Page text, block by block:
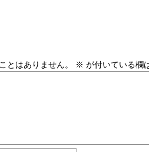
とはありません。 ※ が付いている欄